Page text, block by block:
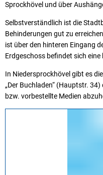
Sprockhövel und über
Selbstverständlich ist die
Behinderungen gut zu
ist über den hinteren Ein­gang
Erdgeschoss befin­det sich
In Niedersprockhövel gibt es
„Der Buchladen“ (Hauptstr.
bzw. vorbestellte Medien